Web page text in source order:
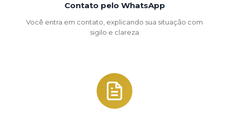
Contato pelo WhatsApp
Você entra em contato, explicando sua situação com
sigilo e clareza